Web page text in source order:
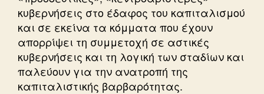
κυβερνήσεις στο έδαφος του καπιταλισμού
και σε εκείνα τα κόμματα που έχουν
απορρίψει τη συμμετοχή σε αστικές
κυβερνήσεις και τη λογική των σταδίων και
παλεύουν για την ανατροπή της
καπιταλιστικής βαρβαρότητας.